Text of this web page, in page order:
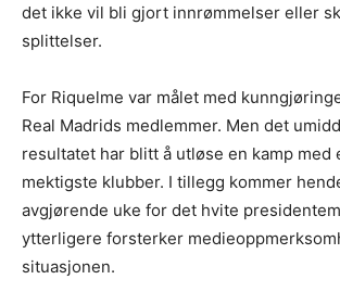
det ikke vil bli gjort innrømmelser eller
splittelser.
For Riquelme var målet med
Real Madrids medlemmer. Men det
resultatet har blitt å utløse en kamp med
mektigste klubber. I tillegg kommer
avgjørende uke for det hvite
ytterligere forsterker
situasjonen.